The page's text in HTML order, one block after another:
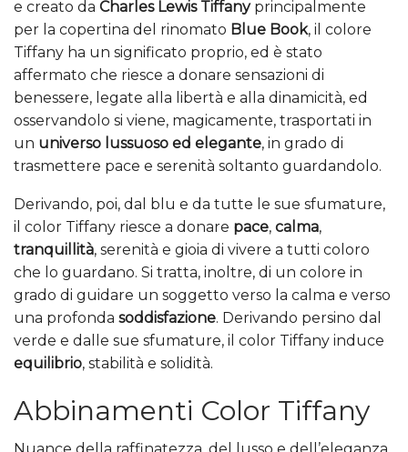
e creato da Charles Lewis Tiffanyprincipalmente
per la copertina del rinomato Blue Book, il colore
Tiffany ha un significato proprio, ed è stato
affermato che riesce a donare sensazioni di
benessere, legate alla libertà e alla dinamicità, ed
osservandolo si viene, magicamente, trasportati in
un universo lussuoso ed elegante, in grado di
trasmettere pace e serenità soltanto guardandolo.
Derivando, poi, dal blu e da tutte le sue sfumature,
il color Tiffany riesce a donare pace, calma,
tranquillità, serenità e gioia di vivere a tutti coloro
che lo guardano. Si tratta, inoltre, di un colore in
grado di guidare un soggetto verso la calma e verso
una profonda soddisfazione. Derivando persino dal
verde e dalle sue sfumature, il color Tiffany induce
equilibrio, stabilità e solidità.
Abbinamenti Color Tiffany